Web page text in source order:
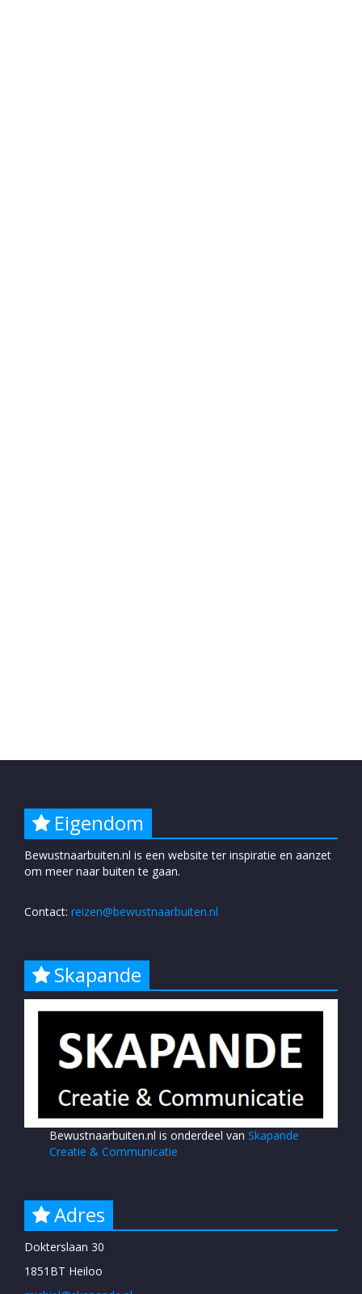
Eigendom
Bewustnaarbuiten.nl is een website ter inspiratie en aanzet
om meer naar buiten te gaan.
Contact: reizen@bewustnaarbuiten.nl
Skapande
Bewustnaarbuiten.nl is onderdeel vanSkapande
Creatie & Communicatie
Adres
Dokterslaan 30
1851BT Heiloo